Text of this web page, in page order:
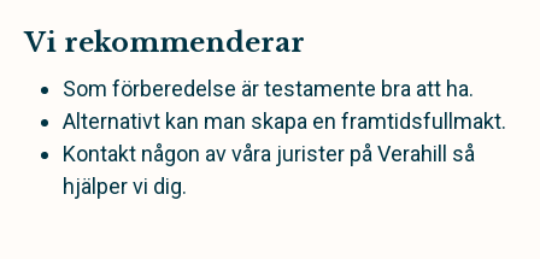
Vi rekommenderar
Som förberedelse är testamente bra att ha.
Alternativt kan man skapa en framtidsfullmakt.
Kontakt någon av våra jurister på Verahill så
hjälper vi dig.